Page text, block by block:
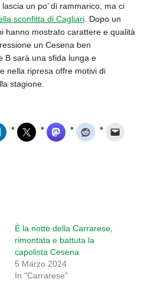
un po’ di rammarico, ma ci
sconfitta di Cagliari. Dopo un
hanno mostrato carattere e qualità
un Cesena ben
B sarà una sfida lunga e
nella ripresa offre motivi di
stagione.
È la notte della Carrarese,
rimontata e battuta la
capolista Cesena
5 Marzo 2024
In "Carrarese"